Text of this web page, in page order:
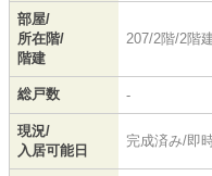
部屋/
所在階/
階建
207/2階/2階
総戸数 -
現況/
入居可能日
完成済み/即